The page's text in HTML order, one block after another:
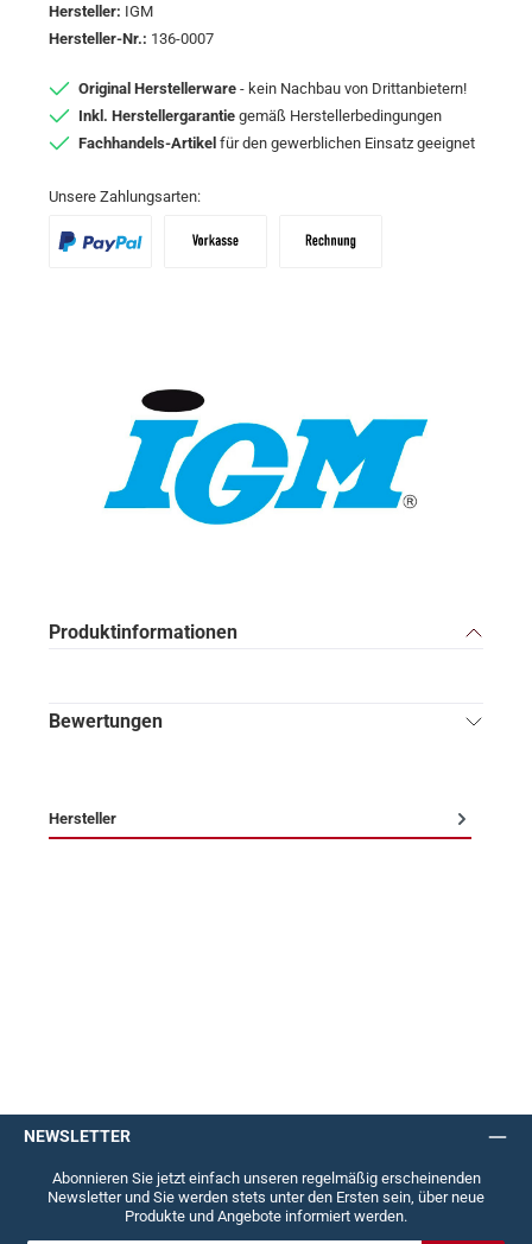
Hersteller: IGM
Hersteller-Nr.: 136-0007
Original Herstellerware - kein Nachbau von Drittanbietern!
Inkl. Herstellergarantie gemäß Herstellerbedingungen
Fachhandels-Artikel für den gewerblichen Einsatz geeignet
Unsere Zahlungsarten:
Produktinformationen
Bewertungen
Hersteller
NEWSLETTER
Abonnieren Sie jetzt einfach unseren regelmäßig erscheinenden
Newsletter und Sie werden stets unter den Ersten sein, über neue
Produkte und Angebote informiert werden.